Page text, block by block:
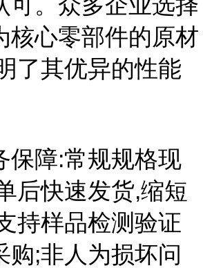
核心零部件的原材
了其优异的性能
保障:常规规格现
后快速发货,缩短
持样品检测验证
购;非人为损坏问